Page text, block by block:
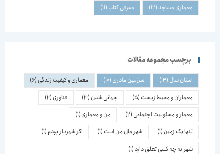
معماری مساجد(12) معرفی کتاب(11)
برچسب مجموعه مقالات
استان سال(13) سرزمین مادری(10) معماری و کیفیت زندگی(6)
معماران و محیط زیست(5) جهانی شدن(3) فناوری(2)
معمار و مسئولیت اجتماعی(2) من و معماری(1)
تنها یک زمین(1) شهر مال من است(1) اگر شهردار بودم(1)
شهر به چه کسی تعلق دارد(1)